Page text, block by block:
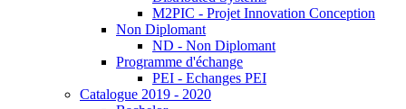
M2PIC - Projet Innovation Conception
Non Diplomant
ND - Non Diplomant
Programme d'échange
PEI - Echanges PEI
Catalogue 2019 - 2020